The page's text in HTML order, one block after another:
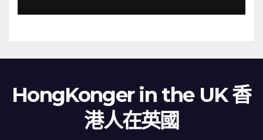
HongKonger in the UK 香
港人在英國